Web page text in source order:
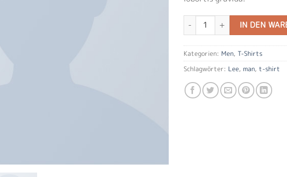
Jeansmaker Tee Lee Jeans Menge
IN DEN
Kategorien: Men, T-Shirts
Schlagwörter: Lee, man, t-shirt